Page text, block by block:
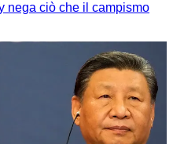
nega ciò che il campismo